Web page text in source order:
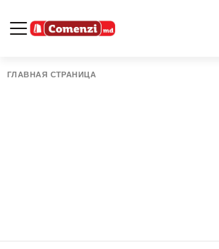
ГЛАВНАЯ СТРАНИЦА